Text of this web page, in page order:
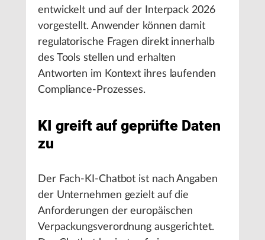
entwickelt und auf der Interpack 2026
vorgestellt. Anwender können damit
regulatorische Fragen direkt innerhalb
des Tools stellen und erhalten
Antworten im Kontext ihres laufenden
Compliance-Prozesses.
KI greift auf geprüfte Daten
zu
Der Fach-KI-Chatbot ist nach Angaben
der Unternehmen gezielt auf die
Anforderungen der europäischen
Verpackungsverordnung ausgerichtet.